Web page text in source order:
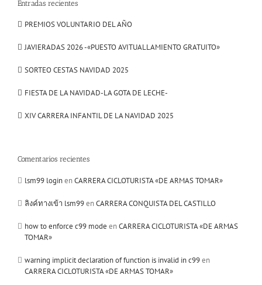
Entradas recientes
PREMIOS VOLUNTARIO DEL AÑO
JAVIERADAS 2026 -«PUESTO AVITUALLAMIENTO GRATUITO»
SORTEO CESTAS NAVIDAD 2025
FIESTA DE LA NAVIDAD-LA GOTA DE LECHE-
XIV CARRERA INFANTIL DE LA NAVIDAD 2025
Comentarios recientes
lsm99 loginenCARRERA CICLOTURISTA «DE ARMAS TOMAR»
ลิงค์ทางเข้า lsm99enCARRERA CONQUISTA DEL CASTILLO
how to enforce c99 mode enCARRERA CICLOTURISTA «DE ARMAS
TOMAR»
warning implicit declaration of function is invalid in c99en
CARRERA CICLOTURISTA «DE ARMAS TOMAR»